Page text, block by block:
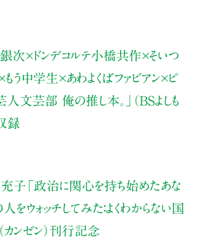
銀次×ドンデコルテ小橋共作×そいつ
う中学生×あわよくばファビアン×ピ
人文芸部 俺の推し本。」（BSよしも
録
子 「政治に関心を持ち始めたあな
をウォッチしてみた：よくわからない国
ンゼン）刊行記念